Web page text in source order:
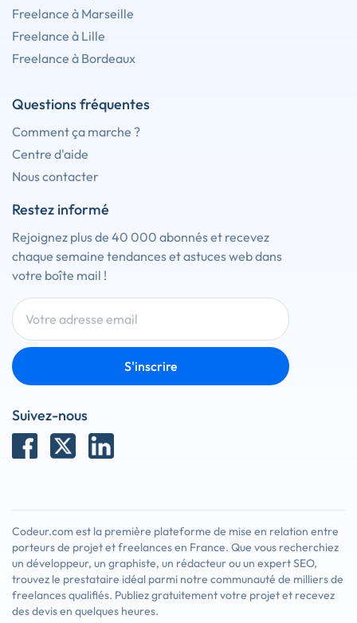
Freelance à Marseille
Freelance à Lille
Freelance à Bordeaux
Questions fréquentes
Comment ça marche ?
Centre d'aide
Nous contacter
Restez informé
Rejoignez plus de 40 000 abonnés et recevez
chaque semaine tendances et astuces web dans
votre boîte mail !
S'inscrire
Suivez-nous
Codeur.com est la première plateforme de mise en relation entre
porteurs de projet et freelances en France. Que vous recherchiez
un développeur, un graphiste, un rédacteur ou un expert SEO,
trouvez le prestataire idéal parmi notre communauté de milliers de
freelances qualifiés. Publiez gratuitement votre projet et recevez
des devis en quelques heures.